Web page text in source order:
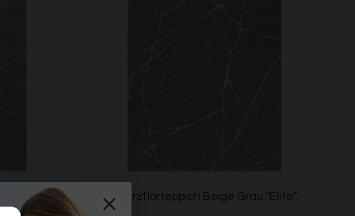
"Beatle-B" Esprit Kurzflorteppich Beige Grau "Elite"